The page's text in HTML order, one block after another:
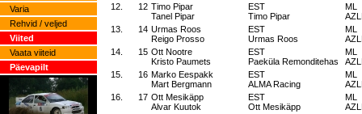
Varia
Rehvid / veljed
Viited
Vaata viiteid
Päevapilt
12.
12 Timo Pipar
Tanel Pipar
EST
Timo Pipar
ML
13.
14 Urmas Roos
Reigo Prosso
EST
Urmas Roos
ML
14.
15 Ott Nootre
Kristo Paumets
EST
Paeküla Remonditehas
ML
15.
16 Marko Eespakk
Mart Bergmann
EST
ALMA Racing
ML
16.
17 Ott Mesikäpp
Alvar Kuutok
EST
Ott Mesikäpp
ML